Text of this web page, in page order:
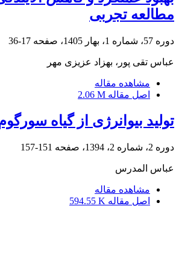
مطالعه تجربی
دوره 57، شماره 1، بهار 1405، صفحه 17-36
عباس تقی پور، بهزاد عزیزی مهر
مشاهده مقاله
اصل مقاله 2.06 M
تولید بیوانرژی از گیاه
دوره 2، شماره 2، 1394، صفحه 151-157
عباس المدرس
مشاهده مقاله
اصل مقاله 594.55 K